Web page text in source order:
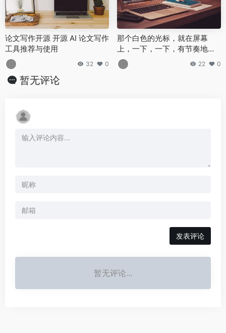
论文写作开源 开源 AI 论文写作
工具推荐与使用
32 0
那个白色的光标，就在屏幕
上，一下，一下，有节奏地闪
烁着。像个催命符。
22 0
暂无评论
发表评论
暂无评论...